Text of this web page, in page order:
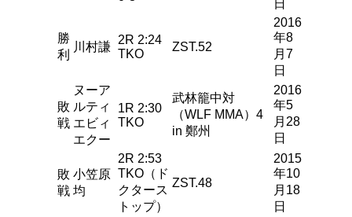
日
勝
利
川村謙
2R 2:24
TKO
ZST.52
2016
年8
月7
日
敗
戦
ヌーア
ルティ
エビィ
エクー
1R 2:30
TKO
武林籠中対
（WLF MMA）4
in 鄭州
2016
年5
月28
日
敗
戦
小笠原
均
2R 2:53
TKO（ド
クタース
トップ）
ZST.48
2015
年10
月18
日